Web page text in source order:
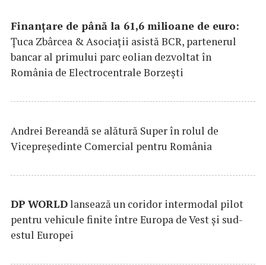
Finanțare de până la 61,6 milioane de euro:
Țuca Zbârcea & Asociații asistă BCR, partenerul
bancar al primului parc eolian dezvoltat în
România de Electrocentrale Borzești
Andrei Bereandă se alătură Super în rolul de
Vicepreședinte Comercial pentru România
DP WORLDlansează un coridor intermodal pilot
pentru vehicule finite între Europa de Vest și sud-
estul Europei